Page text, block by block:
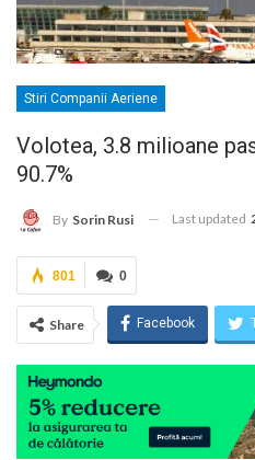
Stiri Companii Aeriene
Volotea, 3.8 milioane
90.7%
By Sorin Rusi Last updated
0
801
Share Facebook